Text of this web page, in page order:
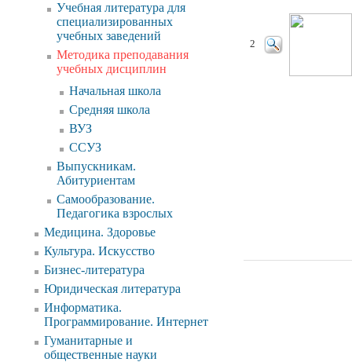
Учебная литература для
специализированных
учебных заведений
Методика преподавания
учебных дисциплин
Начальная школа
Средняя школа
ВУЗ
ССУЗ
Выпускникам.
Абитуриентам
Самообразование.
Педагогика взрослых
Медицина. Здоровье
Культура. Искусство
Бизнес-литература
Юридическая литература
Информатика.
Программирование. Интернет
Гуманитарные и
общественные науки
2